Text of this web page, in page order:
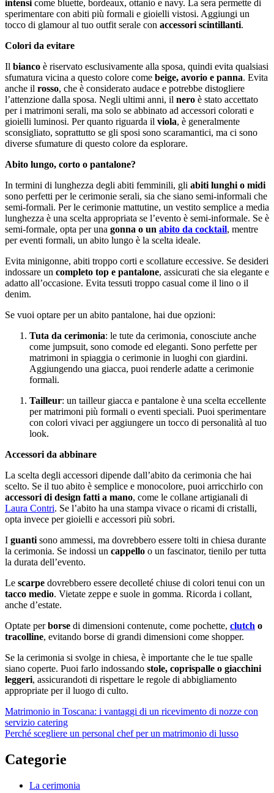
intensi come bluette, bordeaux, ottanio e navy. La sera permette di
sperimentare con abiti più formali e gioielli vistosi. Aggiungi un
tocco di glamour al tuo outfit serale con accessori scintillanti.
Colori da evitare
Il bianco è riservato esclusivamente alla sposa, quindi evita qualsiasi
sfumatura vicina a questo colore come beige, avorio e panna. Evita
anche il rosso, che è considerato audace e potrebbe distogliere
l’attenzione dalla sposa. Negli ultimi anni, il nero è stato accettato
per i matrimoni serali, ma solo se abbinato ad accessori colorati e
gioielli luminosi. Per quanto riguarda il viola, è generalmente
sconsigliato, soprattutto se gli sposi sono scaramantici, ma ci sono
diverse sfumature di questo colore da esplorare.
Abito lungo, corto o pantalone?
In termini di lunghezza degli abiti femminili, gli abiti lunghi o midi
sono perfetti per le cerimonie serali, sia che siano semi-informali che
semi-formali. Per le cerimonie mattutine, un vestito semplice a media
lunghezza è una scelta appropriata se l’evento è semi-informale. Se è
semi-formale, opta per una gonna o un abito da cocktail, mentre
per eventi formali, un abito lungo è la scelta ideale.
Evita minigonne, abiti troppo corti e scollature eccessive. Se desideri
indossare un completo top e pantalone, assicurati che sia elegante e
adatto all’occasione. Evita tessuti troppo casual come il lino o il
denim.
Se vuoi optare per un abito pantalone, hai due opzioni:
Tuta da cerimonia: le tute da cerimonia, conosciute anche
come jumpsuit, sono comode ed eleganti. Sono perfette per
matrimoni in spiaggia o cerimonie in luoghi con giardini.
Aggiungendo una giacca, puoi renderle adatte a cerimonie
formali.
Tailleur: un tailleur giacca e pantalone è una scelta eccellente
per matrimoni più formali o eventi speciali. Puoi sperimentare
con colori vivaci per aggiungere un tocco di personalità al tuo
look.
Accessori da abbinare
La scelta degli accessori dipende dall’abito da cerimonia che hai
scelto. Se il tuo abito è semplice e monocolore, puoi arricchirlo con
accessori di design fatti a mano, come le collane artigianali di
Laura Contri. Se l’abito ha una stampa vivace o ricami di cristalli,
opta invece per gioielli e accessori più sobri.
I guanti sono ammessi, ma dovrebbero essere tolti in chiesa durante
la cerimonia. Se indossi un cappello o un fascinator, tienilo per tutta
la durata dell’evento.
Le scarpe dovrebbero essere decolleté chiuse di colori tenui con un
tacco medio. Vietate zeppe e suole in gomma. Ricorda i collant,
anche d’estate.
Optate perborse di dimensioni contenute, come pochette, clutch o
tracolline, evitando borse di grandi dimensioni come shopper.
Se la cerimonia si svolge in chiesa, è importante che le tue spalle
siano coperte. Puoi farlo indossando stole, coprispalle o giacchini
leggeri, assicurandoti di rispettare le regole di abbigliamento
appropriate per il luogo di culto.
Navigazione
articoli
Matrimonio in Toscana: i vantaggi di un ricevimento di nozze con
servizio catering
Perché scegliere un personal chef per un matrimonio di lusso
Categorie
La cerimonia